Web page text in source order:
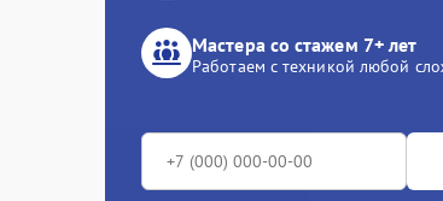
Мастера со стажем 7+ лет
Работаем с техникой любой